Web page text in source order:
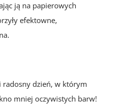
ją na papierowych
efektowne,
radosny dzień, w którym
mniej oczywistych barw!